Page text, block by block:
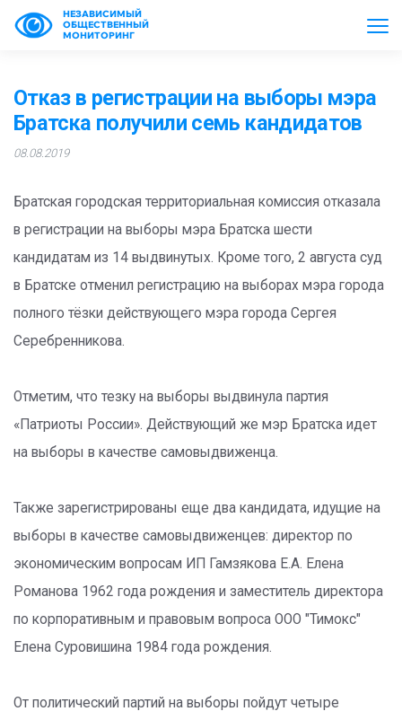
НЕЗАВИСИМЫЙ
ОБЩЕСТВЕННЫЙ
МОНИТОРИНГ
Отказ в регистрации на выборы мэра
Братска получили семь кандидатов
08.08.2019
Братская городская территориальная комиссия отказала
в регистрации на выборы мэра Братска шести
кандидатам из 14 выдвинутых. Кроме того, 2 августа суд
в Братске отменил регистрацию на выборах мэра города
полного тёзки действующего мэра города Сергея
Серебренникова.
Отметим, что тезку на выборы выдвинула партия
«Патриоты России». Действующий же мэр Братска идет
на выборы в качестве самовыдвиженца.
Также зарегистрированы еще два кандидата, идущие на
выборы в качестве самовыдвиженцев: директор по
экономическим вопросам ИП Гамзякова Е.А. Елена
Романова 1962 года рождения и заместитель директора
по корпоративным и правовым вопроса ООО "Тимокс"
Елена Суровишина 1984 года рождения.
От политический партий на выборы пойдут четыре